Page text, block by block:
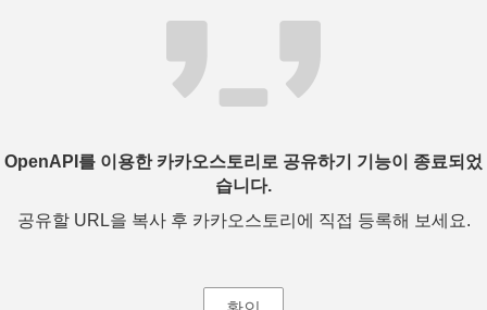
OpenAPI를 이용한 카카오스토리로 공유하기 기능이 종료되었
습니다.
공유할 URL을 복사 후 카카오스토리에 직접 등록해 보세요.